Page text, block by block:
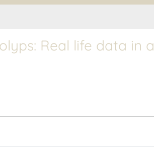
Real life data in a